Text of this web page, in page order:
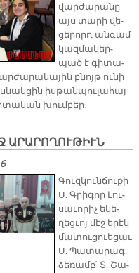
վար­ժա­րա­նը
այս տա­րի վե­
ցե­րորդ ան­գամ
կազ­մա­կեր­
պած է գի­տա­
բնոյթ ու­նի
իս­թան­պու­լա­հայ
խում­բեր։
ԱՐԱՐՈՂՈՒԹԻՒՆ
Գուզ­կուն­ճու­քի
Ս. Գրի­գոր Լու­
սա­ւո­րիչ ե­կե­
ղեց­ւոյ մէջ ե­րէկ
մա­տու­ցուե­ցաւ
Ս. Պա­տա­րագ,
ձե­ռամբ՝ Տ. Շա­